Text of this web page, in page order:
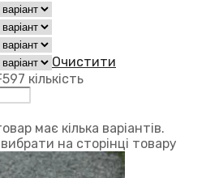
Очистити
кількість
має кілька варіантів.
на сторінці товару